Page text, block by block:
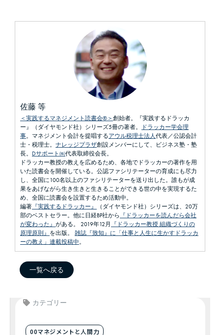
佐藤 等
＜実践するマネジメント読書会®＞創始者。『実践するドラッカ
ー』（ダイヤモンド社）シリーズ5冊の著者。
ドラッカー学会理
事。マネジメント会計を提唱するアウル税理士法人代表／公認会計
士・税理士。 ナレッジプラザ創設メンバーにして、ビジネス塾・塾
長。 Dサポート㈱代表取締役会長。
ドラッカー教授の教えを広めるため、各地でドラッカーの著作を用
いた読書会を開催している。公認ファシリテーターの育成にも尽力
し、全国に100名以上のファシリテーターを送り出した。誰もが成
果をあげながら生き生きと生きることができる世の中を実現するた
め、全国に読書会を設置するため活動中。
編著 『実践するドラッカー』
（ダイヤモンド社）シリーズは、20万
部のベストセラー。他に日経BP社から 『ドラッカーを読んだら会社
が変わった』 がある。 2019年12月 『ドラッカー教授 組織づくりの
原理原則』 を出版。 雑誌『致知』に「仕事と人生に生かすドラッカ
ーの教え」連載投稿中。
一覧へ戻る
カテゴリー
00マネジメントと人間力